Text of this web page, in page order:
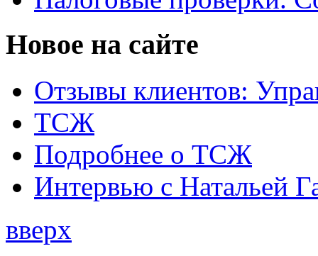
Новое на сайте
Отзывы клиентов:
ТСЖ
Подробнее о ТСЖ
Интервью с Натальей
вверх